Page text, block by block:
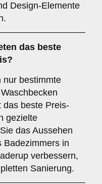
Design-Elemente
das beste
nur bestimmte
das beste Preis-
gezielte
das Aussehen
Badezimmers in
verbessern,
Sanierung.